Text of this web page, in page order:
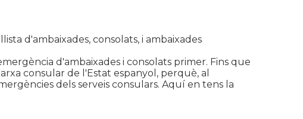
d'ambaixades, consolats, i ambaixades
d'ambaixades i consolats primer. Fins que
consular de l'Estat espanyol, perquè, al
dels serveis consulars. Aquí en tens la